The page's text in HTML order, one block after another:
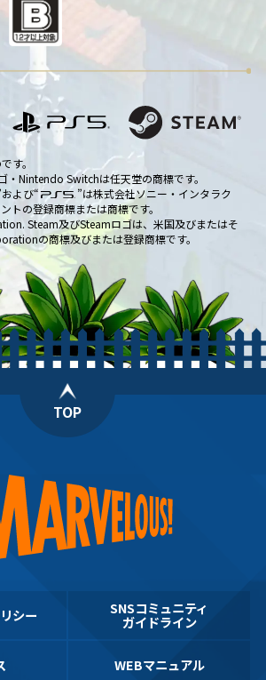
す。
Nintendo Switchは任天堂の商標です。
よび“
”は株式会社ソニー・インタラク
トの登録商標または商標です。
Steam及びSteamロゴは、米国及びまたはそ
の商標及びまたは登録商標です。
TOP
シー SNSコミュニティ
ガイドライン
WEBマニュアル